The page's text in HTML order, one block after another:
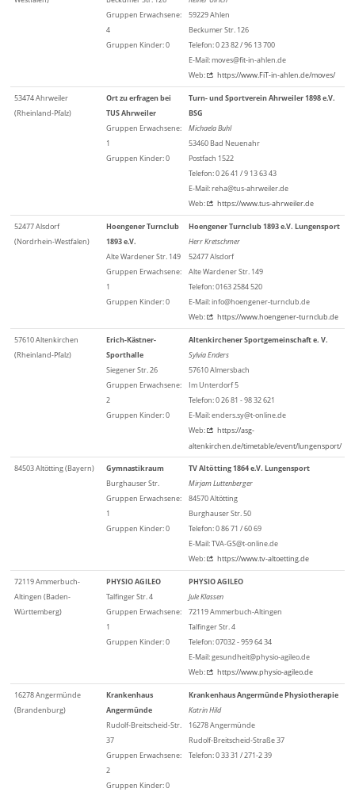
Gruppen Erwachsene:
4
Gruppen Kinder: 0
59229 Ahlen
Beckumer Str. 126
Telefon: 0 23 82 / 96 13 700
E-Mail: moves@fit-in-ahlen.de
Web:
https://www.FiT-in-ahlen.de/moves/
53474 Ahrweiler
(Rheinland-Pfalz)
Ort zu erfragen bei
TUS Ahrweiler
Gruppen Erwachsene:
1
Gruppen Kinder: 0
Turn- und Sportverein Ahrweiler 1898 e.V.
BSG
Michaela Buhl
53460 Bad Neuenahr
Postfach 1522
Telefon: 0 26 41 / 9 13 63 43
E-Mail: reha@tus-ahrweiler.de
Web:
https://www.tus-ahrweiler.de
52477 Alsdorf
(Nordrhein-Westfalen)
Hoengener Turnclub
1893 e.V.
Alte Wardener Str. 149
Gruppen Erwachsene:
1
Gruppen Kinder: 0
Hoengener Turnclub 1893 e.V. Lungensport
Herr Kretschmer
52477 Alsdorf
Alte Wardener Str. 149
Telefon: 0163 2584 520
E-Mail: info@hoengener-turnclub.de
Web:
https://www.hoengener-turnclub.de
57610 Altenkirchen
(Rheinland-Pfalz)
Erich-Kästner-
Sporthalle
Siegener Str. 26
Gruppen Erwachsene:
2
Gruppen Kinder: 0
Altenkirchener Sportgemeinschaft e. V.
Sylvia Enders
57610 Almersbach
Im Unterdorf 5
Telefon: 0 26 81 - 98 32 621
E-Mail: enders.sy@t-online.de
Web:
https://asg-
altenkirchen.de/timetable/event/lungensport/
84503 Altötting (Bayern)
Gymnastikraum
Burghauser Str.
Gruppen Erwachsene:
1
Gruppen Kinder: 0
TV Altötting 1864 e.V. Lungensport
Mirjam Luttenberger
84570 Altötting
Burghauser Str. 50
Telefon: 0 86 71 / 60 69
E-Mail: TVA-GS@t-online.de
Web:
https://www.tv-altoetting.de
72119 Ammerbuch-
Altingen (Baden-
Württemberg)
PHYSIO AGILEO
Talfinger Str. 4
Gruppen Erwachsene:
1
Gruppen Kinder: 0
PHYSIO AGILEO
Jule Klassen
72119 Ammerbuch-Altingen
Talfinger Str. 4
Telefon: 07032 - 959 64 34
E-Mail: gesundheit@physio-agileo.de
Web:
https://www.physio-agileo.de
16278 Angermünde
(Brandenburg)
Krankenhaus
Angermünde
Rudolf-Breitscheid-Str.
37
Gruppen Erwachsene:
2
Gruppen Kinder: 0
Krankenhaus Angermünde Physiotherapie
Katrin Hild
16278 Angermünde
Rudolf-Breitscheid-Straße 37
Telefon: 0 33 31 / 271-2 39